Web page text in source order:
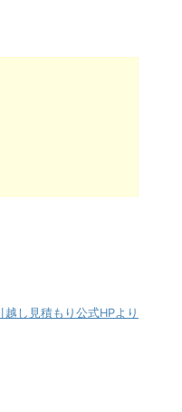
越し見積もり公式HPより